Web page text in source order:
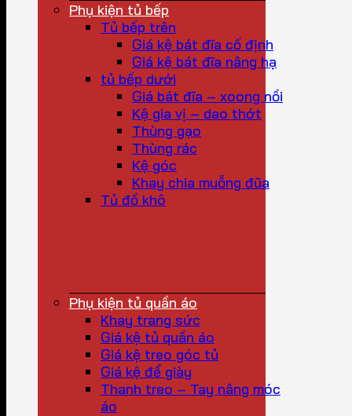
Phụ kiện tủ bếp
Tủ bếp trên
Giá kệ bát đĩa cố định
Giá kệ bát đĩa nâng hạ
tủ bếp dưới
Giá bát đĩa – xoong nồi
Kệ gia vị – dao thớt
Thùng gạo
Thùng rác
Kệ góc
Khay chia muỗng đũa
Tủ đồ khô
Phụ kiện tủ quần áo
Khay trang sức
Giá kệ tủ quần áo
Giá kệ treo góc tủ
Giá kệ để giày
Thanh treo – Tay nâng móc
áo